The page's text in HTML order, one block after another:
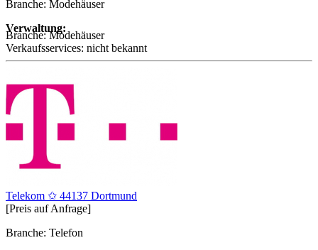
Branche: Modehäuser
Verwaltung:
Branche:Modehäuser
Verkaufsservices: nicht bekannt
Telekom ✩ 44137 Dortmund
[Preis auf Anfrage]
Branche: Telefon